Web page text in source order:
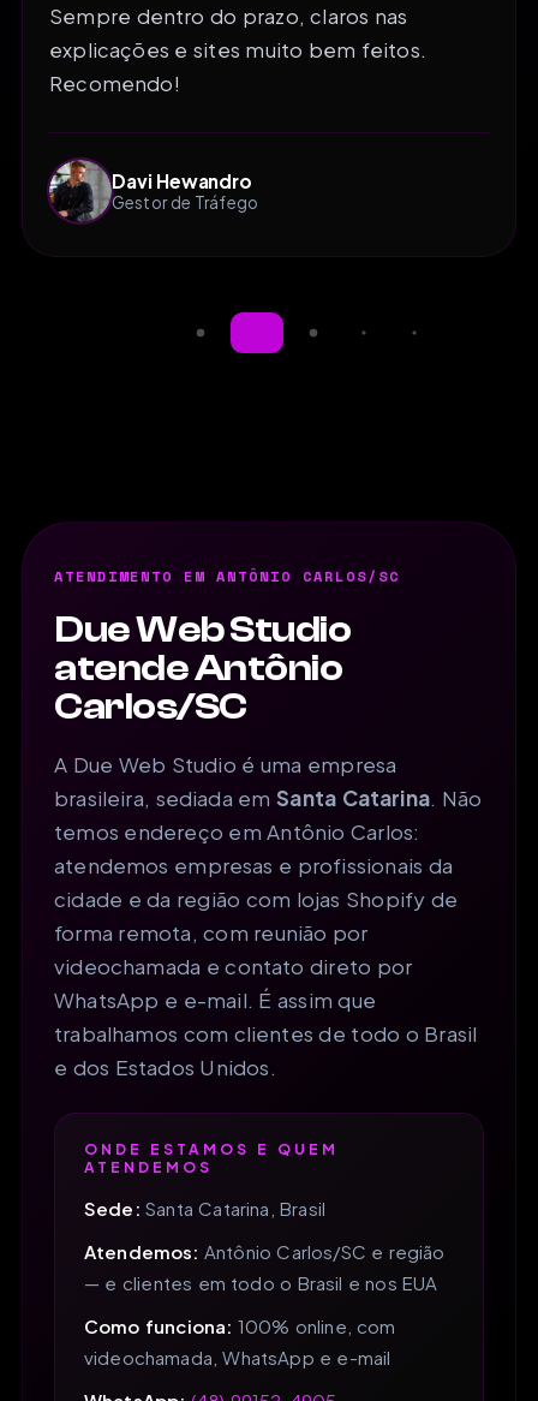
Sempre dentro do prazo, claros nas
explicações e sites muito bem feitos.
Recomendo!
Davi Hewandro
Gestor de Tráfego
ATENDIMENTO EM ANTÔNIO CARLOS/SC
Due Web Studio
atende Antônio
Carlos/SC
A Due Web Studio é uma empresa
brasileira, sediada emSanta Catarina. Não
temos endereço em Antônio Carlos:
atendemos empresas e profissionais da
cidade e da região com lojas Shopify de
forma remota, com reunião por
videochamada e contato direto por
WhatsApp e e-mail. É assim que
trabalhamos com clientes de todo o Brasil
e dos Estados Unidos.
ONDE ESTAMOS E QUEM
ATENDEMOS
Sede: Santa Catarina, Brasil
Atendemos: Antônio Carlos/SC e região
— e clientes em todo o Brasil e nos EUA
Como funciona: 100% online, com
videochamada, WhatsApp e e-mail